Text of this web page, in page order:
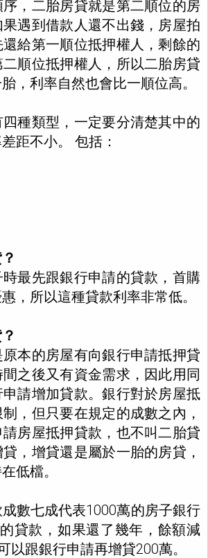
，二胎房貸就是第二順位的房
遇到借款人還不出錢，房屋拍
給第一順位抵押權人，剩餘的
順位抵押權人，所以二胎房貸
，利率自然也會比一順位高。
種類型，一定要分清楚其中的
距不小。 包括：
最先跟銀行申請的貸款，首購
，所以這種貸款利率非常低。
本的房屋有向銀行申請抵押貸
之後又有資金需求，因此用同
請增加貸款。銀行對於房屋抵
，但只要在規定的成數之內，
房屋抵押貸款，也不叫二胎貸
，增貸還是屬於一胎的房貸，
低檔。
數七成代表1000萬的房子銀行
貸款，如果還了幾年，餘額減
以跟銀行申請再增貸200萬。